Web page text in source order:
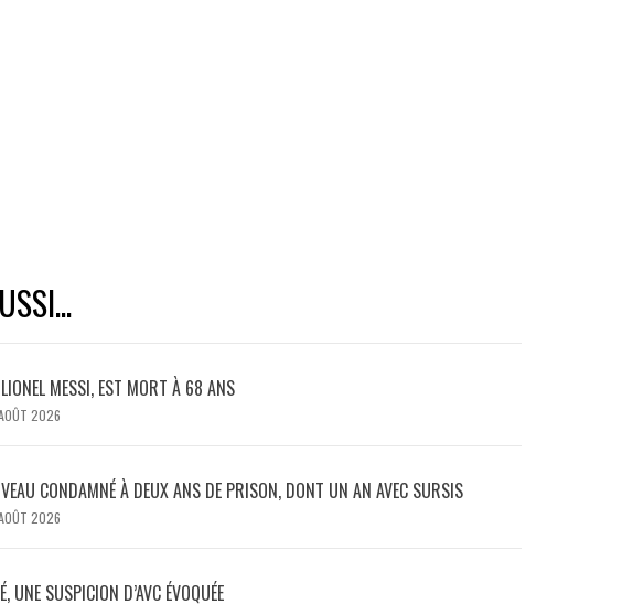
MESSI, EST MORT À 68 ANS
2026
CONDAMNÉ À DEUX ANS DE PRISON, DONT UN AN AVEC SURSIS
2026
UNE SUSPICION D’AVC ÉVOQUÉE